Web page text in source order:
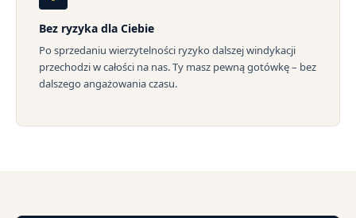
Bez ryzyka dla Ciebie
Po sprzedaniu wierzytelności ryzyko dalszej windykacji
przechodzi w całości na nas. Ty masz pewną gotówkę – bez
dalszego angażowania czasu.